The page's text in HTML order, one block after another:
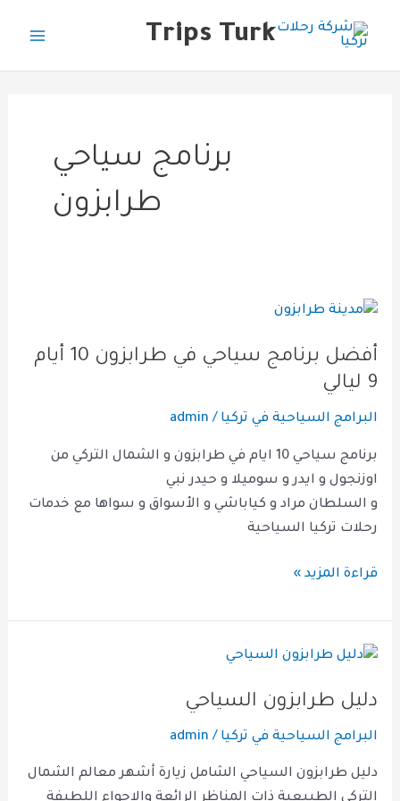
Trips Turk
برنامج سياحي
طرابزون
أفضل برنامج سياحي في طرابزون 10 أيام
9 ليالي
البرامج السياحية في تركيا /
admin
برنامج سياحي 10 ايام في طرابزون و الشمال التركي من
اوزنجول و ايدر و سوميلا و حيدر نبي
و السلطان مراد و كياباشي و الأسواق و سواها مع خدمات
رحلات تركيا السياحية
أفضل
سياحي
في
أيام
9
ليالي
قراءة المزيد »
دليل طرابزون السياحي
البرامج السياحية في تركيا /
admin
دليل طرابزون السياحي الشامل زيارة أشهر معالم الشمال
دليل
السياحي